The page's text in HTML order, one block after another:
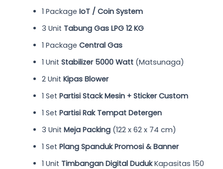
1 Package IoT / Coin System
3 Unit Tabung Gas LPG 12 KG
1 Package Central Gas
1 Unit Stabilizer 5000 Watt(Matsunaga)
2 Unit Kipas Blower
1 Set Partisi Stack Mesin + Sticker Custom
1 Set Partisi Rak Tempat Detergen
3 Unit Meja Packing(122 x 62 x 74 cm)
1 Set Plang Spanduk Promosi & Banner
1 Unit Timbangan Digital DudukKapasitas 150